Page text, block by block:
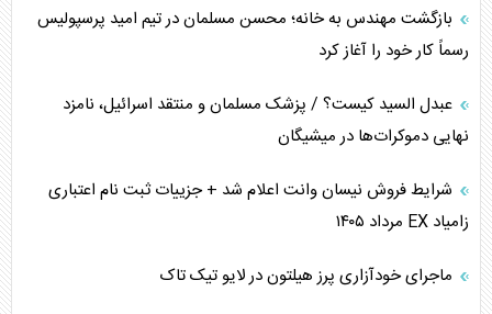
اهمیت راهبردی اردن برای آمریکا
پیام، ظرفیت بالفعل‌نشده تجارت ایران
همسویی عربستان با سنتکام علیه متحدان ایران
ترامپ و توهم خلع سلاح حماس
چرا کویت به دنبال شریک امنیتی جدید است؟
اعتراف غرب به قدرت ایران در تثبیت معادلات
بازگشت مهندس به خانه؛ محسن مسلمان در تیم امید پرسپولیس
رسماً کار خود را آغاز کرد
عبدل السید کیست؟ / پزشک مسلمان و منتقد اسرائیل، نامزد
نهایی دموکرات‌ها در میشیگان
شرایط فروش نیسان وانت اعلام شد + جزییات ثبت نام اعتباری
زامیاد EX مرداد ۱۴۰۵
ماجرای خودآزاری پرز هیلتون در لایو تیک تاک